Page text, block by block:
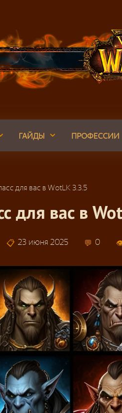
ГАЙДЫ ПРОФЕССИИ
для вас в WotLK 3.3.5
для вас в
23 июня 2025 0